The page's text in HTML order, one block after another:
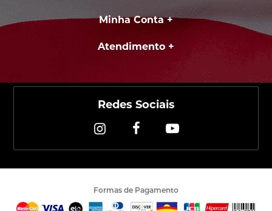
Minha Conta
Atendimento
Redes Sociais
Formas de Pagamento